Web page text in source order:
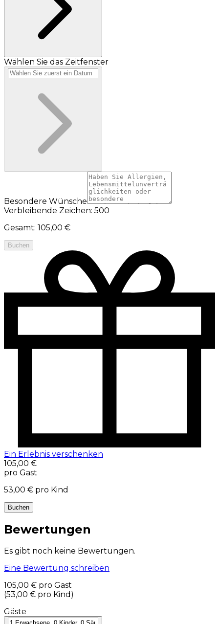
Wählen Sie das Zeitfenster
Besondere Wünsche
Verbleibende Zeichen: 500
Gesamt: 105,00 €
Buchen
Ein Erlebnis verschenken
105,00 €
pro Gast
53,00 € pro Kind
Buchen
Bewertungen
Es gibt noch keine Bewertungen.
Eine Bewertung schreiben
105,00 € pro Gast
(53,00 € pro Kind )
Gäste